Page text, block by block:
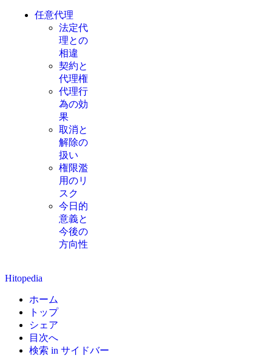
任意代理
法定代
理との
相違
契約と
代理権
代理行
為の効
果
取消と
解除の
扱い
権限濫
用のリ
スク
今日的
意義と
今後の
方向性
Hitopedia
ホーム
トップ
シェア
目次へ
検索 in サイドバー